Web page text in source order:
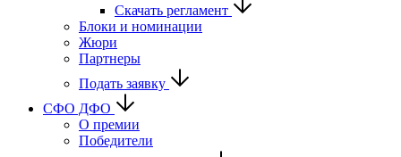
Скачать регламент
Блоки и номинации
Жюри
Партнеры
Подать заявку
CФО ДФО
О премии
Победители